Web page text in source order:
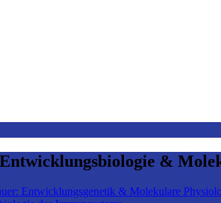
&
Entwicklungsgenetik & Molekulare